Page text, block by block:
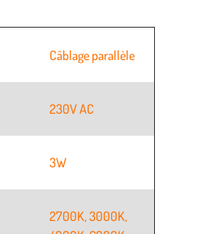
Câblage parallèle
230V AC
3W
2700K,3000K,